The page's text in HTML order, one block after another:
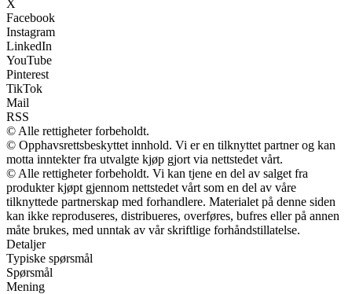
X
Facebook
Instagram
LinkedIn
YouTube
Pinterest
TikTok
Mail
RSS
© Alle rettigheter forbeholdt.
© Opphavsrettsbeskyttet innhold. Vi er en tilknyttet partner og kan
motta inntekter fra utvalgte kjøp gjort via nettstedet vårt.
© Alle rettigheter forbeholdt. Vi kan tjene en del av salget fra
produkter kjøpt gjennom nettstedet vårt som en del av våre
tilknyttede partnerskap med forhandlere. Materialet på denne siden
kan ikke reproduseres, distribueres, overføres, bufres eller på annen
måte brukes, med unntak av vår skriftlige forhåndstillatelse.
Detaljer
Typiske spørsmål
Spørsmål
Mening